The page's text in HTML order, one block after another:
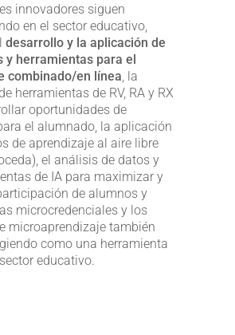
innovadores siguen
en el sector educativo,
desarrollo y la aplicación de
y herramientas para el
combinado/en línea, la
herramientas de RV, RA y RX
oportunidades de
el alumnado, la aplicación
de aprendizaje al aire libre
el análisis de datos y
de IA para maximizar y
de alumnos y
microcredenciales y los
microaprendizaje también
como una herramienta
educativo.